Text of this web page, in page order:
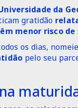
da
gratidão
menor risco de
os dias,
pelo seu